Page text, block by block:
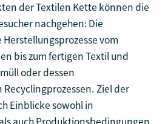
der Textilen Kette können die
nachgehen: Die
vom
bis zum fertigen Textil und
oder dessen
Ziel der
Einblicke sowohl in